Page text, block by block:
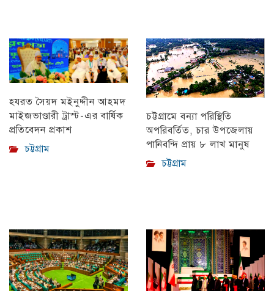
হযরত সৈয়দ মইনুদ্দীন আহমদ
মাইজভাণ্ডারী ট্রাস্ট-এর বার্ষিক
প্রতিবেদন প্রকাশ
চট্টগ্রাম
চট্টগ্রামে বন্যা পরিস্থিতি
অপরিবর্তিত, চার উপজেলায়
পানিবন্দি প্রায় ৮ লাখ মানুষ
চট্টগ্রাম